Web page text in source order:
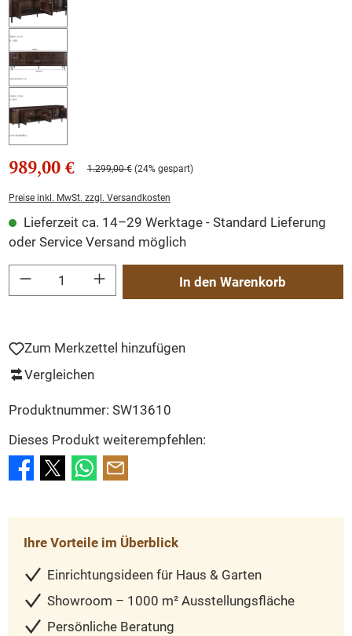
989,00 € 1.299,00 € (24% gespart)
Preise inkl. MwSt. zzgl. Versandkosten
Lieferzeit ca. 14–29 Werktage - Standard Lieferung
oder Service Versand möglich
Produkt Anzahl: Gib den gewünschten Wert ein oder benutze die Schaltflächen
In den Warenkorb
Zum Merkzettel hinzufügen
Vergleichen
Produktnummer: SW13610
Dieses Produkt weiterempfehlen:
Ihre Vorteile im Überblick
Einrichtungsideen für Haus & Garten
Showroom – 1000 m² Ausstellungsfläche
Persönliche Beratung